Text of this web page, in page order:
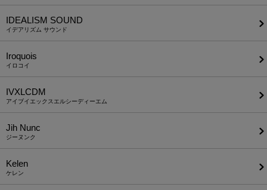
IDEALISM SOUND
イデアリズム サウンド
Iroquois
イロコイ
IVXLCDM
アイブイエックスエルシーディーエム
Jih Nunc
ジーヌンク
Kelen
ケレン